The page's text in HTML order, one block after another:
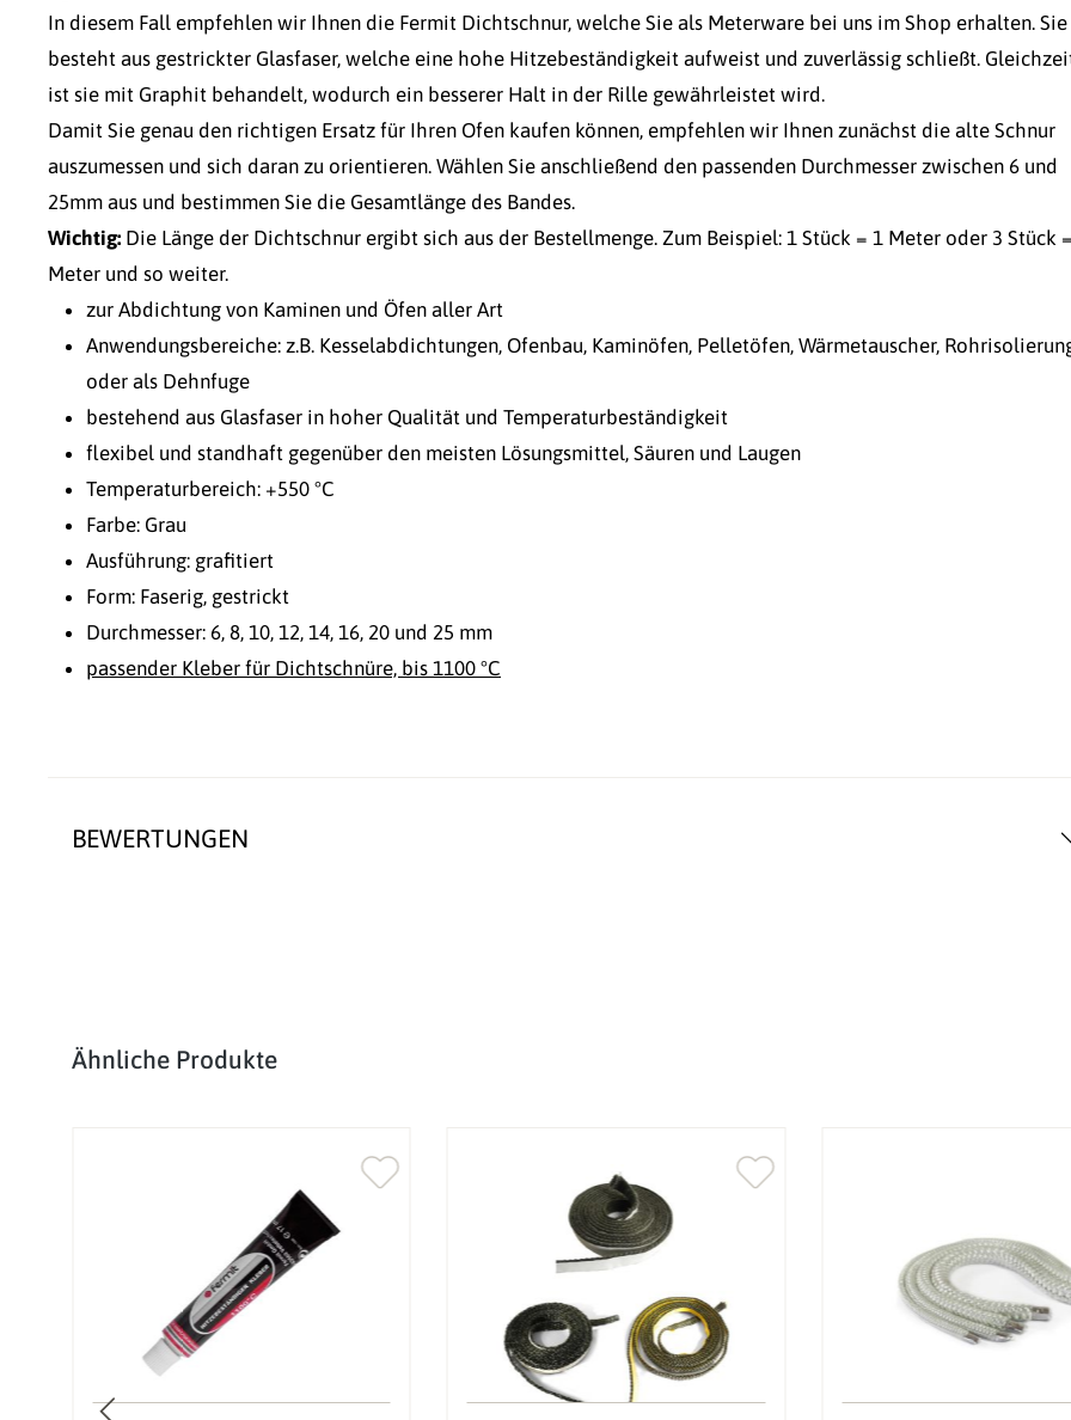
In diesem Fall empfehlen wir Ihnen die Fermit Dichtschnur, welche Sie als Meterware bei uns im Shop erhalten. Sie
besteht aus gestrickter Glasfaser, welche eine hohe Hitzebeständigkeit aufweist und zuverlässig schließt.
ist sie mit Graphit behandelt, wodurch ein besserer Halt in der Rille gewährleistet wird.
Damit Sie genau den richtigen Ersatz für Ihren Ofen kaufen können, empfehlen wir Ihnen zunächst die alte Schnur
auszumessen und sich daran zu orientieren. Wählen Sie anschließend den passenden Durchmesser zwischen 6 und
25mm aus und bestimmen Sie die Gesamtlänge des Bandes.
Wichtig: Die Länge der Dichtschnur ergibt sich aus der Bestellmenge. Zum Beispiel: 1 Stück = 1 Meter oder 3 Stück
Meter und so weiter.
zur Abdichtung von Kaminen und Öfen aller Art
Anwendungsbereiche: z.B. Kesselabdichtungen, Ofenbau, Kaminöfen, Pelletöfen, Wärmetauscher,
oder als Dehnfuge
bestehend aus Glasfaser in hoher Qualität und Temperaturbeständigkeit
flexibel und standhaft gegenüber den meisten Lösungsmittel, Säuren und Laugen
Temperaturbereich: +550 °C
Farbe: Grau
Ausführung: grafitiert
Form: Faserig, gestrickt
Durchmesser: 6, 8, 10, 12, 14, 16, 20 und 25 mm
passender Kleber für Dichtschnüre, bis 1100 °C
BEWERTUNGEN
Produktgalerie überspringen
Ähnliche Produkte